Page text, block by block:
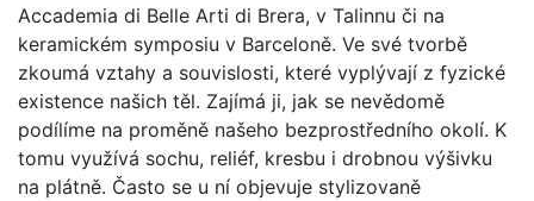
Accademia di Belle Arti di Brera, v Talinnu či na
keramickém symposiu v Barceloně. Ve své tvorbě
zkoumá vztahy a souvislosti, které vyplývají z fyzické
existence našich těl. Zajímá ji, jak se nevědomě
podílíme na proměně našeho bezprostředního okolí. K
tomu využívá sochu, reliéf, kresbu i drobnou výšivku
na plátně. Často se u ní objevuje stylizovaně